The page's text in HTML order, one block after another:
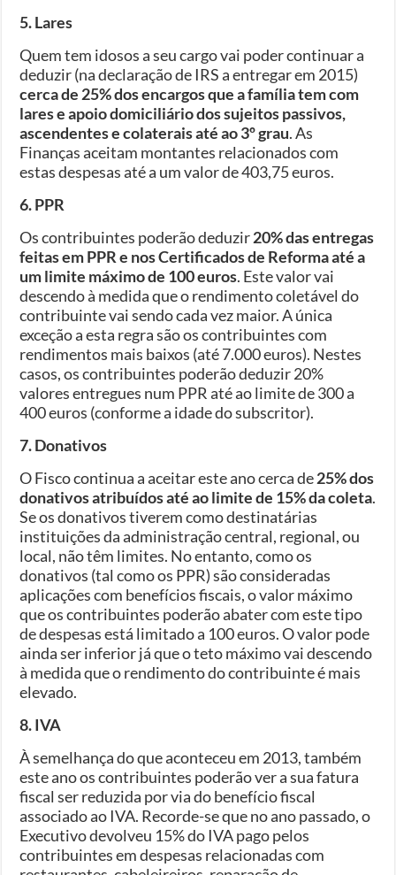
5. Lares
Quem tem idosos a seu cargo vai poder continuar a
deduzir (na declaração de IRS a entregar em 2015)
cerca de 25% dos encargos que a família tem com
lares e apoio domiciliário dos sujeitos passivos,
ascendentes e colaterais até ao 3º grau. As
Finanças aceitam montantes relacionados com
estas despesas até a um valor de 403,75 euros.
6. PPR
Os contribuintes poderão deduzir20% das entregas
feitas em PPR e nos Certificados de Reforma até a
um limite máximo de 100 euros. Este valor vai
descendo à medida que o rendimento coletável do
contribuinte vai sendo cada vez maior. A única
exceção a esta regra são os contribuintes com
rendimentos mais baixos (até 7.000 euros). Nestes
casos, os contribuintes poderão deduzir 20%
valores entregues num PPR até ao limite de 300 a
400 euros (conforme a idade do subscritor).
7. Donativos
O Fisco continua a aceitar este ano cerca de25% dos
donativos atribuídos até ao limite de 15% da coleta.
Se os donativos tiverem como destinatárias
instituições da administração central, regional, ou
local, não têm limites. No entanto, como os
donativos (tal como os PPR) são consideradas
aplicações com benefícios fiscais, o valor máximo
que os contribuintes poderão abater com este tipo
de despesas está limitado a 100 euros. O valor pode
ainda ser inferior já que o teto máximo vai descendo
à medida que o rendimento do contribuinte é mais
elevado.
8. IVA
À semelhança do que aconteceu em 2013, também
este ano os contribuintes poderão ver a sua fatura
fiscal ser reduzida por via do benefício fiscal
associado ao IVA. Recorde-se que no ano passado, o
Executivo devolveu 15% do IVA pago pelos
contribuintes em despesas relacionadas com